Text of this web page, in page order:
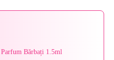
Bărbați 1.5ml